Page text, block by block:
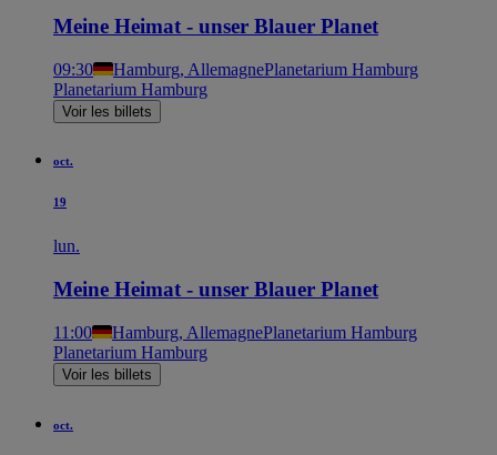
Meine Heimat - unser Blauer Planet
09:30 Hamburg, AllemagnePlanetarium Hamburg
Planetarium Hamburg
Voir les billets
oct.
19
lun.
Meine Heimat - unser Blauer Planet
11:00 Hamburg, AllemagnePlanetarium Hamburg
Planetarium Hamburg
Voir les billets
oct.